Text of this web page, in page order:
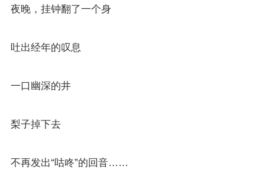
夜晚，挂钟翻了一个身
吐出经年的叹息
一口幽深的井
梨子掉下去
不再发出“咕咚”的回音……